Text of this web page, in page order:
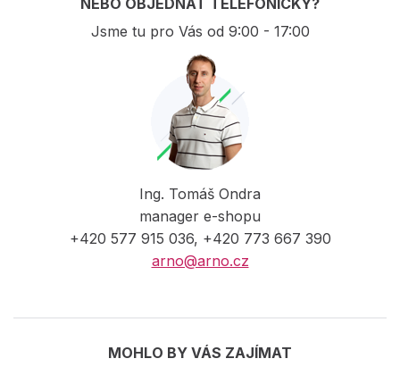
NEBO OBJEDNAT TELEFONICKY?
Jsme tu pro Vás od 9:00 - 17:00
Ing. Tomáš Ondra
manager e-shopu
+420 577 915 036, +420 773 667 390
arno@arno.cz
MOHLO BY VÁS ZAJÍMAT